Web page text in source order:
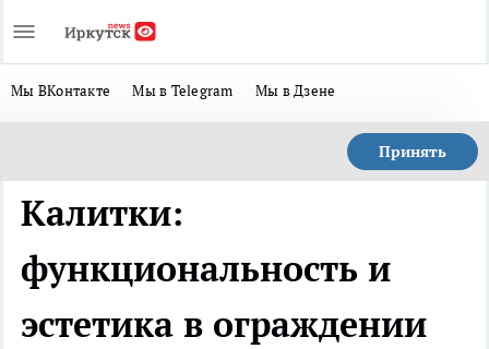
Мы ВКонтакте Мы в Telegram Мы в Дзене
Принять
Калитки:
функциональность и
эстетика в ограждении